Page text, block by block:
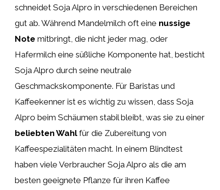
schneidet Soja Alpro in verschiedenen Bereichen
gut ab. Während Mandelmilch oft eine nussige
Note mitbringt, die nicht jeder mag, oder
Hafermilch eine süßliche Komponente hat, besticht
Soja Alpro durch seine neutrale
Geschmackskomponente. Für Baristas und
Kaffeekenner ist es wichtig zu wissen, dass Soja
Alpro beim Schäumen stabil bleibt, was sie zu einer
beliebten Wahlfür die Zubereitung von
Kaffeespezialitäten macht. In einem Blindtest
haben viele Verbraucher Soja Alpro als die am
besten geeignete Pflanze für ihren Kaffee